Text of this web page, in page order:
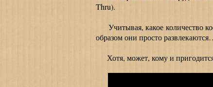
Thru).
Учитывая, какое количество
образом они просто
Хотя, может, кому и